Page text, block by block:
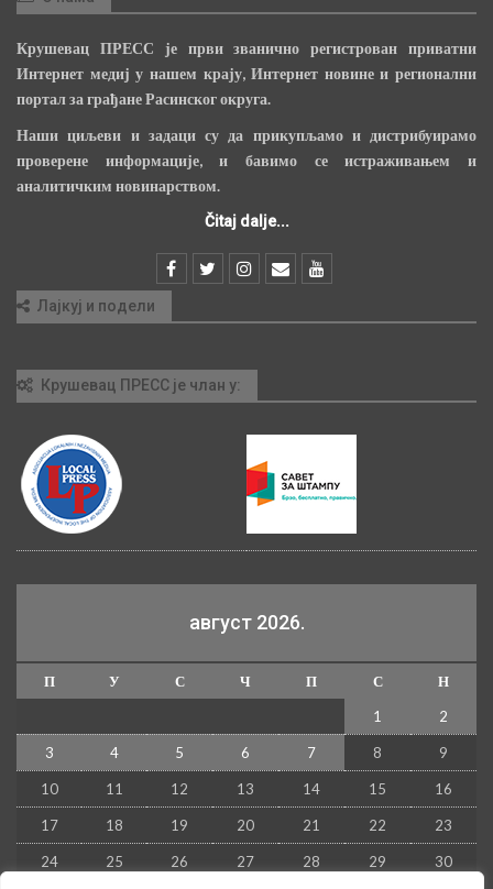
Крушевац ПРЕСС је први званично регистрован приватни
Интернет медиј у нашем крају, Интернет новине и регионални
портал за грађане Расинског округа.
Наши циљеви и задаци су да прикупљамо и дистрибуирамо
проверене информације, и бавимо се истраживањем и
аналитичким новинарством.
Čitaj dalje...
Лајкуј и подели
Крушевац ПРЕСС је члан у:
август 2026.
П У С Ч П С
Н
1
2
3 4 5 6 7 8 9
10 11 12 13 14 15 16
17 18 19 20 21 22 23
24 25 26 27 28 29 30